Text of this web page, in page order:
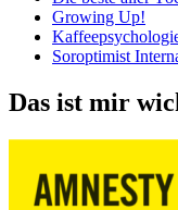
Growing Up!
Soroptimist
Das ist mir